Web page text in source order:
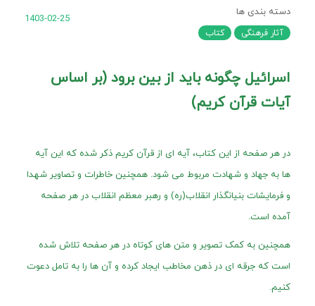
1403-02-25 دسته بندی ها
آثار فرهنگی کتاب
اسرائیل چگونه باید از بین برود (بر اساس
آیات قرآن کریم)
در هر صفحه از این کتاب، آیه ای از قرآن کریم ذکر شده که این آیه
ها به جهاد و شهادت مربوط می شود. همچنین خاطرات و تصاویر شهدا
و فرمایشات بنیانگذار انقلاب(ره) و رهبر معظم انقلاب در هر صفحه
آمده است.
همچنین به کمک تصویر و متن های کوتاه در هر صفحه تلاش شده
است که جرقه ای در ذهن مخاطب ایجاد کرده و آن ها را به تامل دعوت
کنیم.